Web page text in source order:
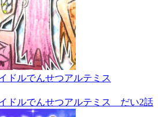
ドルでんせつアルテミス
イドルでんせつアルテミス だい2話